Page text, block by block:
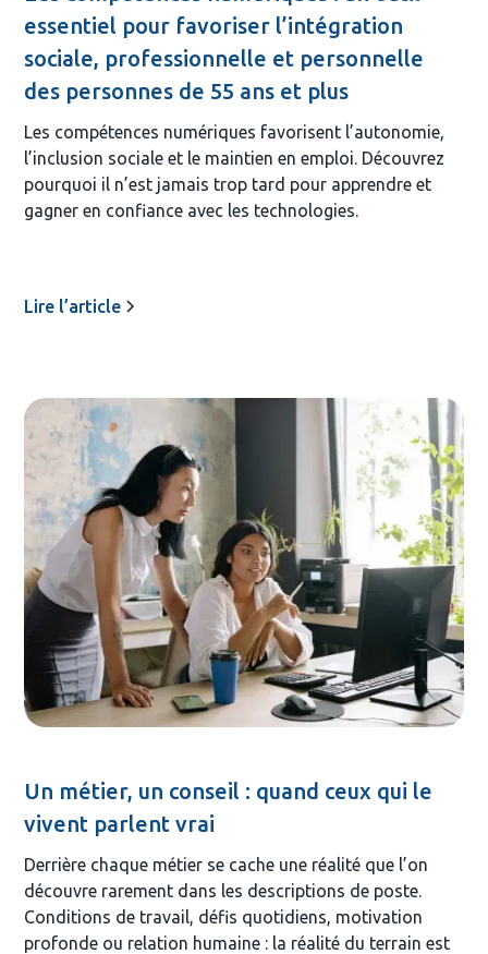
essentiel pour favoriser l’intégration
sociale, professionnelle et personnelle
des personnes de 55 ans et plus
Les compétences numériques favorisent l’autonomie,
l’inclusion sociale et le maintien en emploi. Découvrez
pourquoi il n’est jamais trop tard pour apprendre et
gagner en confiance avec les technologies.
Lire l’article
Un métier, un conseil : quand ceux qui le
vivent parlent vrai
Derrière chaque métier se cache une réalité que l’on
découvre rarement dans les descriptions de poste.
Conditions de travail, défis quotidiens, motivation
profonde ou relation humaine : la réalité du terrain est